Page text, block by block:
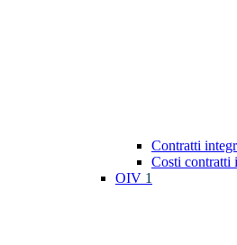
Contratti
Costi contratti
OIV 1